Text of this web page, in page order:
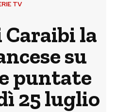
TV
la
su
puntate
25 luglio